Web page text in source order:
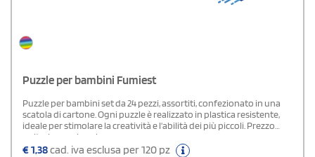
Puzzle per bambini Fumiest
Puzzle per bambini set da 24 pezzi, assortiti, confezionato in una
scatola di cartone. Ogni puzzle è realizzato in plastica resistente,
ideale per stimolare la creatività e l'abilità dei più piccoli. Prezzo
unitario per singolo pezzo.
€1,38cad. iva esclusa per 120 pz